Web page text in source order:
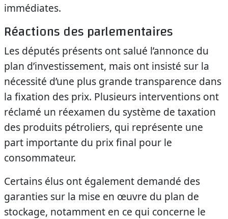
immédiates.
Réactions des parlementaires
Les députés présents ont salué l’annonce du
plan d’investissement, mais ont insisté sur la
nécessité d’une plus grande transparence dans
la fixation des prix. Plusieurs interventions ont
réclamé un réexamen du système de taxation
des produits pétroliers, qui représente une
part importante du prix final pour le
consommateur.
Certains élus ont également demandé des
garanties sur la mise en œuvre du plan de
stockage, notamment en ce qui concerne le